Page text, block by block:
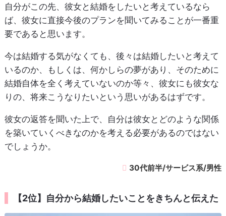
自分がこの先、彼女と結婚をしたいと考えているなら
ば、彼女に直接今後のプランを聞いてみることが一番重
要であると思います。
今は結婚する気がなくても、後々は結婚したいと考えて
いるのか、もしくは、何かしらの夢があり、そのために
結婚自体を全く考えていないのか等々、彼女にも彼女な
りの、将来こうなりたいという思いがあるはずです。
彼女の返答を聞いた上で、自分は彼女とどのような関係
を築いていくべきなのかを考える必要があるのではない
でしょうか。
30代前半/サービス系/男性
【2位】自分から結婚したいことをきちんと伝えた